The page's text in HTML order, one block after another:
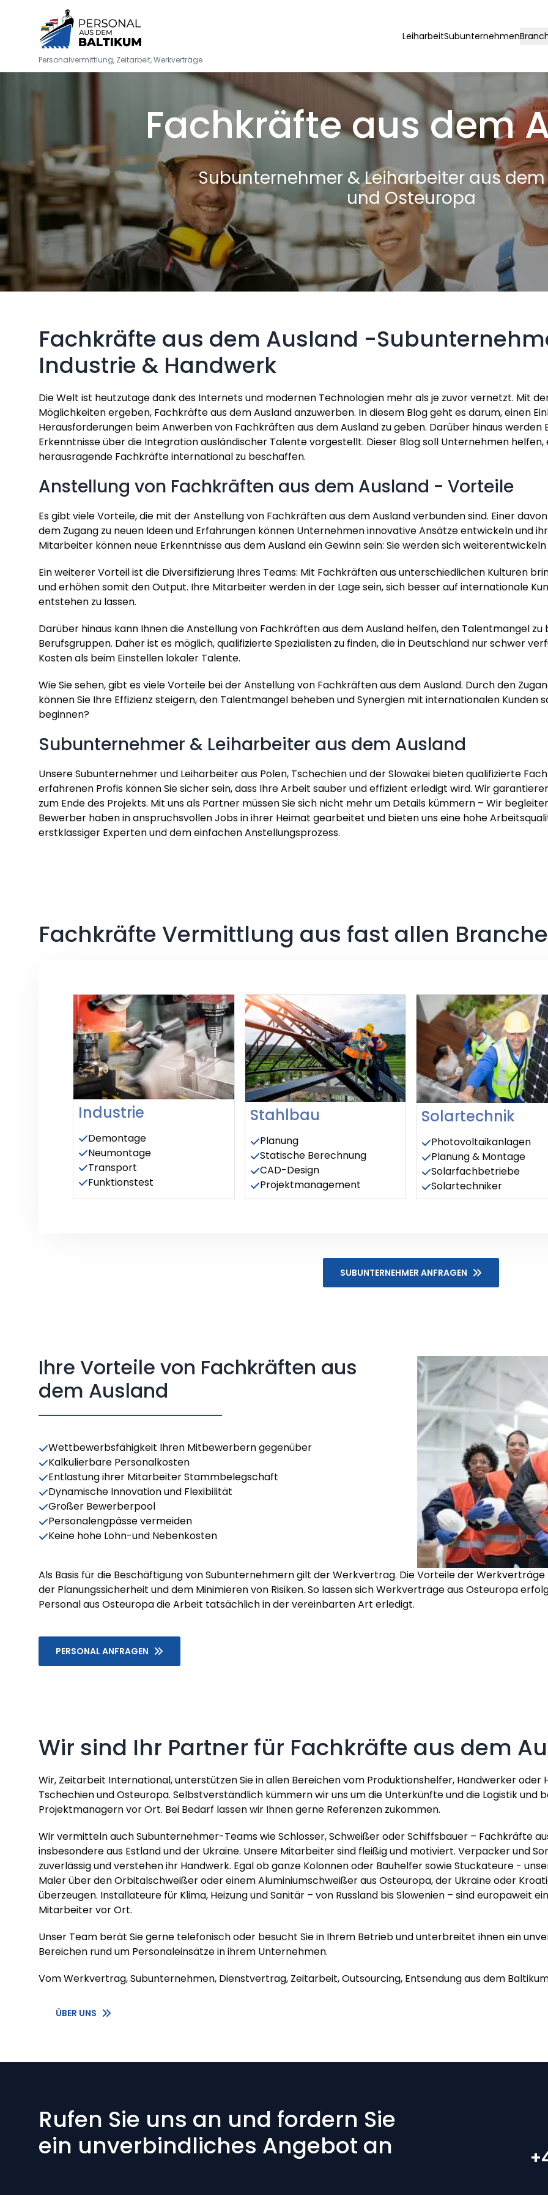
Personalvermittlung, Zeitarbeit, Werkverträge
LeiharbeitSubunternehmen
Fachkräfte aus dem
Subunternehmer & Leiharbeiter aus
und Osteuropa
Fachkräfte aus dem Ausland -
Industrie & Handwerk
Die Welt ist heutzutage dank des Internets und modernen Technologien mehr als je zuvor vernetzt. Mit
Möglichkeiten ergeben, Fachkräfte aus dem Ausland anzuwerben. In diesem Blog geht es darum, einen
Herausforderungen beim Anwerben von Fachkräften aus dem Ausland zu geben. Darüber hinaus
Erkenntnisse über die Integration ausländischer Talente vorgestellt. Dieser Blog soll Unternehmen
herausragende Fachkräfte international zu beschaffen.
Anstellung von Fachkräften aus dem Ausland - Vorteile
Es gibt viele Vorteile, die mit der Anstellung von Fachkräften aus dem Ausland verbunden sind. Einer
dem Zugang zu neuen Ideen und Erfahrungen können Unternehmen innovative Ansätze entwickeln und
Mitarbeiter können neue Erkenntnisse aus dem Ausland ein Gewinn sein: Sie werden sich
Ein weiterer Vorteil ist die Diversifizierung Ihres Teams: Mit Fachkräften aus unterschiedlichen Kulturen
und erhöhen somit den Output. Ihre Mitarbeiter werden in der Lage sein, sich besser auf internationale
entstehen zu lassen.
Darüber hinaus kann Ihnen die Anstellung von Fachkräften aus dem Ausland helfen, den Talentmangel
Berufsgruppen. Daher ist es möglich, qualifizierte Spezialisten zu finden, die in Deutschland nur schwer
Kosten als beim Einstellen lokaler Talente.
Wie Sie sehen, gibt es viele Vorteile bei der Anstellung von Fachkräften aus dem Ausland. Durch den
können Sie Ihre Effizienz steigern, den Talentmangel beheben und Synergien mit internationalen
beginnen?
Subunternehmer & Leiharbeiter aus dem Ausland
Unsere Subunternehmer und Leiharbeiter aus Polen, Tschechien und der Slowakei bieten qualifizierte
erfahrenen Profis können Sie sicher sein, dass Ihre Arbeit sauber und effizient erledigt wird. Wir
zum Ende des Projekts. Mit uns als Partner müssen Sie sich nicht mehr um Details kümmern – Wir
Bewerber haben in anspruchsvollen Jobs in ihrer Heimat gearbeitet und bieten uns eine hohe
erstklassiger Experten und dem einfachen Anstellungsprozess.
Fachkräfte Vermittlung aus fast allen
Industrie
Demontage
Neumontage
Transport
Funktionstest
Stahlbau
Planung
Statische Berechnung
CAD-Design
Projektmanagement
Solartechnik
Photovoltaikanlagen
Planung & Montage
Solarfachbetriebe
Solartechniker
SUBUNTERNEHMER ANFRAGEN
Ihre Vorteile von Fachkräften aus
dem Ausland
Wettbewerbsfähigkeit Ihren Mitbewerbern gegenüber
Kalkulierbare Personalkosten
Entlastung ihrer Mitarbeiter Stammbelegschaft
Dynamische Innovation und Flexibilität
Großer Bewerberpool
Personalengpässe vermeiden
Keine hohe Lohn-und Nebenkosten
Als Basis für die Beschäftigung von Subunternehmern gilt der Werkvertrag. Die Vorteile der
der Planungssicherheit und dem Minimieren von Risiken. So lassen sich Werkverträge aus Osteuropa
Personal aus Osteuropa die Arbeit tatsächlich in der vereinbarten Art erledigt.
PERSONAL ANFRAGEN
Wir sind Ihr Partner für Fachkräfte aus dem
Wir, Zeitarbeit International, unterstützen Sie in allen Bereichen vom Produktionshelfer, Handwerker oder
Tschechien und Osteuropa. Selbstverständlich kümmern wir uns um die Unterkünfte und die Logistik
Projektmanagern vor Ort. Bei Bedarf lassen wir Ihnen gerne Referenzen zukommen.
Wir vermitteln auch Subunternehmer-Teams wie Schlosser, Schweißer oder Schiffsbauer – Fachkräfte
insbesondere aus Estland und der Ukraine. Unsere Mitarbeiter sind fleißig und motiviert. Verpacker und
zuverlässig und verstehen ihr Handwerk. Egal ob ganze Kolonnen oder Bauhelfer sowie Stuckateure -
Maler über den Orbitalschweißer oder einem Aluminiumschweißer aus Osteuropa, der Ukraine oder
überzeugen. Installateure für Klima, Heizung und Sanitär – von Russland bis Slowenien – sind europaweit
Mitarbeiter vor Ort.
Unser Team berät Sie gerne telefonisch oder besucht Sie in Ihrem Betrieb und unterbreitet ihnen ein
Bereichen rund um Personaleinsätze in ihrem Unternehmen.
Vom Werkvertrag, Subunternehmen, Dienstvertrag, Zeitarbeit, Outsourcing, Entsendung aus dem
ÜBER UNS
Rufen Sie uns an und fordern Sie
ein unverbindliches Angebot an